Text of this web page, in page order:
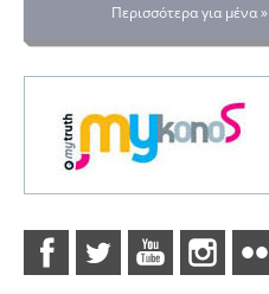
Περισσότερα για μένα »